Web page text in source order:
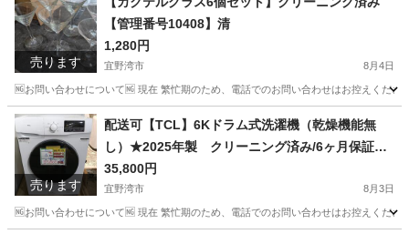
売ります
【管理番号10408】清
1,280円
宜野湾市 8月4日
🆖お問い合わせについて🆖 現在 繁忙期のため、電話でのお問い合わせはお控えくだ
沖縄 宜野湾市 食器 カクテルグラス
売ります
配送可【TCL】6Kドラム式洗濯機（乾燥機能無
し）★2025年製 クリーニング済み/6ヶ月保証付
き【管理番号10308】佐
35,800円
宜野湾市 8月3日
🆖お問い合わせについて🆖 現在 繁忙期のため、電話でのお問い合わせはお控えくだ